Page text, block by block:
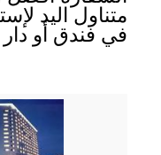
متناول اليد
في فندق أو